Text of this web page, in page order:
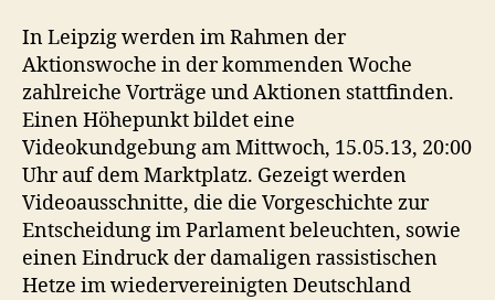
In Leipzig werden im Rahmen der
Aktionswoche in der kommenden Woche
zahlreiche Vorträge und Aktionen stattfinden.
Einen Höhepunkt bildet eine
Videokundgebung am Mittwoch, 15.05.13, 20:00
Uhr auf dem Marktplatz. Gezeigt werden
Videoausschnitte, die die Vorgeschichte zur
Entscheidung im Parlament beleuchten, sowie
einen Eindruck der damaligen rassistischen
Hetze im wiedervereinigten Deutschland